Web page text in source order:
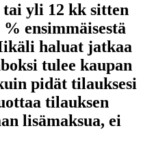
tai yli 12 kk sitten
ensimmäisestä
haluat jatkaa
tulee kaupan
pidät tilauksesi
tilauksen
lisämaksua, ei